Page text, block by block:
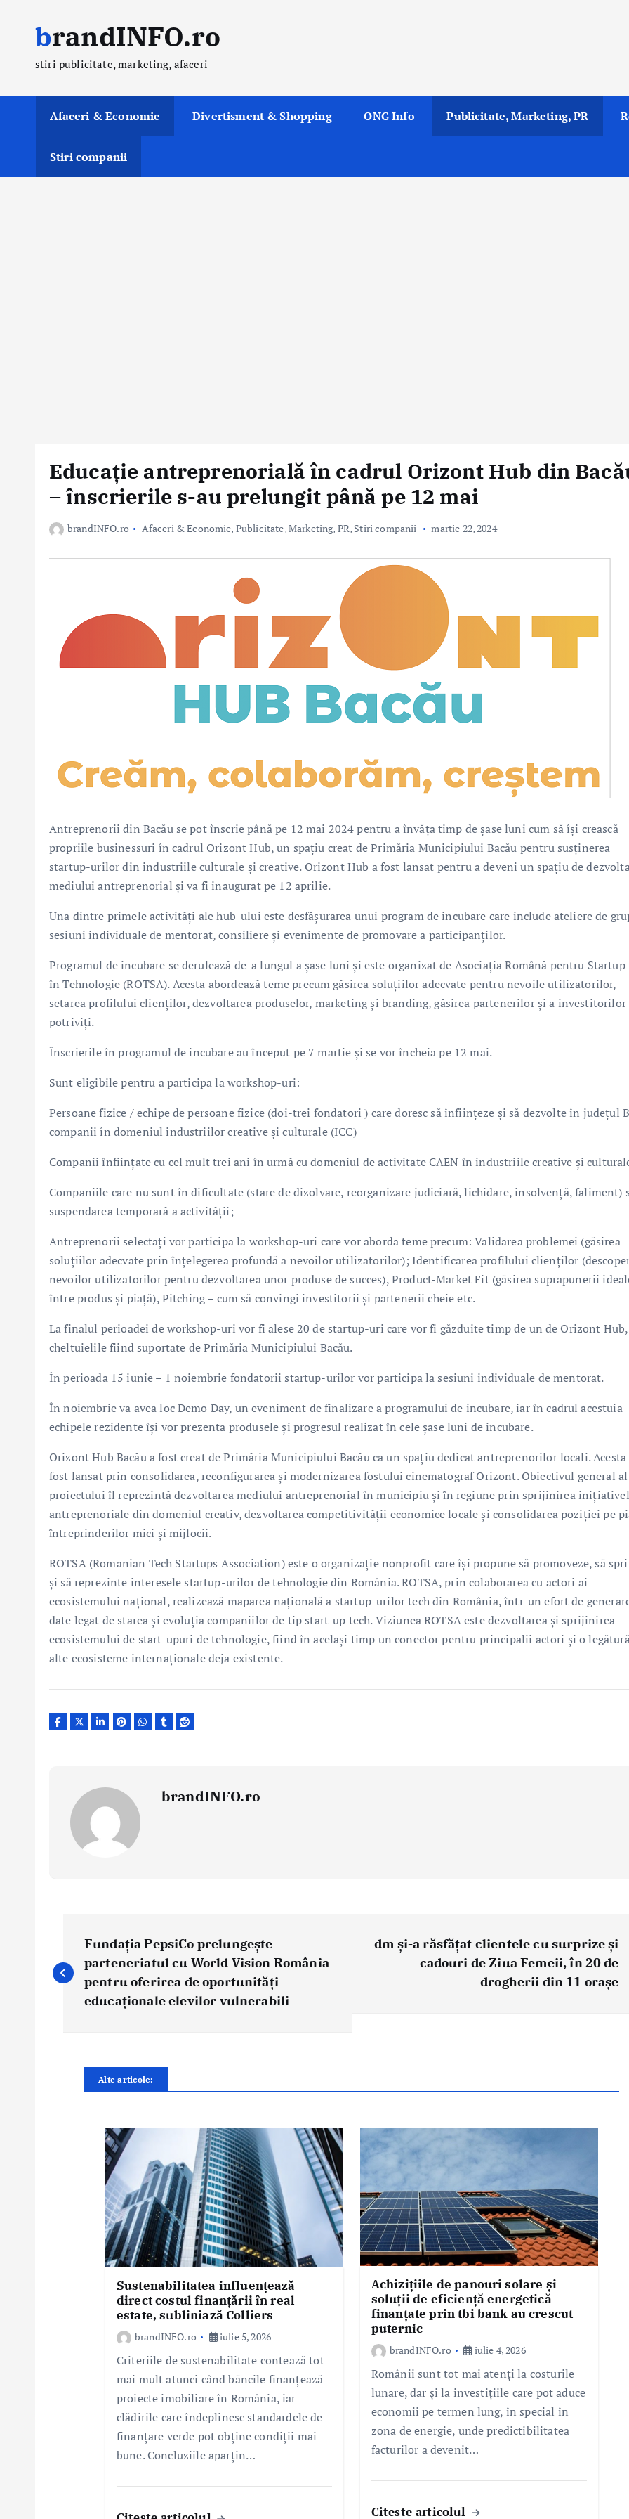
t
brandINFO.ro
stiri publicitate, marketing, afaceri
Afaceri & Economie Divertisment & Shopping ONG Info Publicitate, Marketing, PR
Stiri companii
Educație antreprenorială în cadrul Orizont Hub din
– înscrierile s-au prelungit până pe 12 mai
brandINFO.ro Afaceri & Economie, Publicitate, Marketing, PR, Stiri companii martie 22, 2024
Antreprenorii din Bacău se pot înscrie până pe 12 mai 2024 pentru a învăța timp de șase luni cum să își crească
propriile businessuri în cadrul Orizont Hub, un spațiu creat de Primăria Municipiului Bacău pentru susținerea
startup-urilor din industriile culturale și creative. Orizont Hub a fost lansat pentru a deveni un spațiu de
mediului antreprenorial și va fi inaugurat pe 12 aprilie.
Una dintre primele activități ale hub-ului este desfășurarea unui program de incubare care include ateliere de
sesiuni individuale de mentorat, consiliere și evenimente de promovare a participanților.
Programul de incubare se derulează de-a lungul a șase luni și este organizat de Asociația Română pentru
în Tehnologie (ROTSA). Acesta abordează teme precum găsirea soluțiilor adecvate pentru nevoile utilizatorilor,
setarea profilului clienților, dezvoltarea produselor, marketing și branding, găsirea partenerilor și a investitorilor
potriviți.
Înscrierile în programul de incubare au început pe 7 martie și se vor încheia pe 12 mai.
Sunt eligibile pentru a participa la workshop-uri:
Persoane fizice / echipe de persoane fizice (doi-trei fondatori ) care doresc să înființeze și să dezvolte în județul
companii în domeniul industriilor creative și culturale (ICC)
Companii înființate cu cel mult trei ani în urmă cu domeniul de activitate CAEN în industriile creative și
Companiile care nu sunt în dificultate (stare de dizolvare, reorganizare judiciară, lichidare, insolvență, faliment)
suspendarea temporară a activității;
Antreprenorii selectați vor participa la workshop-uri care vor aborda teme precum: Validarea problemei (găsirea
soluțiilor adecvate prin înțelegerea profundă a nevoilor utilizatorilor); Identificarea profilului clienților
nevoilor utilizatorilor pentru dezvoltarea unor produse de succes), Product-Market Fit (găsirea suprapunerii
între produs și piață), Pitching – cum să convingi investitorii și partenerii cheie etc.
La finalul perioadei de workshop-uri vor fi alese 20 de startup-uri care vor fi găzduite timp de un de Orizont Hub,
cheltuielile fiind suportate de Primăria Municipiului Bacău.
În perioada 15 iunie – 1 noiembrie fondatorii startup-urilor vor participa la sesiuni individuale de mentorat.
În noiembrie va avea loc Demo Day, un eveniment de finalizare a programului de incubare, iar în cadrul acestuia
echipele rezidente își vor prezenta produsele și progresul realizat în cele șase luni de incubare.
Orizont Hub Bacău a fost creat de Primăria Municipiului Bacău ca un spațiu dedicat antreprenorilor locali. Acesta
fost lansat prin consolidarea, reconfigurarea şi modernizarea fostului cinematograf Orizont. Obiectivul general al
proiectului îl reprezintă dezvoltarea mediului antreprenorial în municipiu şi ȋn regiune prin sprijinirea
antreprenoriale din domeniul creativ, dezvoltarea competitivităţii economice locale şi consolidarea poziţiei pe
ȋntreprinderilor mici şi mijlocii.
ROTSA (Romanian Tech Startups Association) este o organizație nonprofit care își propune să promoveze, să
și să reprezinte interesele startup-urilor de tehnologie din România. ROTSA, prin colaborarea cu actori ai
ecosistemului național, realizează maparea națională a startup-urilor tech din România, într-un efort de
date legat de starea și evoluția companiilor de tip start-up tech. Viziunea ROTSA este dezvoltarea și sprijinirea
ecosistemului de start-upuri de tehnologie, fiind în același timp un conector pentru principalii actori și o
alte ecosisteme internaționale deja existente.
brandINFO.ro
i
Fundația PepsiCo prelungește
parteneriatul cu World Vision România
pentru oferirea de oportunități
educaționale elevilor vulnerabili
dm și-a răsfățat clientele cu surprize și
cadouri de Ziua Femeii, în 20 de
drogherii din 11 orașe
Alte articole:
Sustenabilitatea influențează
direct costul finanțării în real
estate, subliniază Colliers
brandINFO.ro iulie 5, 2026
Criteriile de sustenabilitate contează tot
mai mult atunci când băncile finanțează
proiecte imobiliare în România, iar
clădirile care îndeplinesc standardele de
finanțare verde pot obține condiții mai
bune. Concluziile aparțin…
Achizițiile de panouri solare și
soluții de eficiență energetică
finanțate prin tbi bank au crescut
puternic
brandINFO.ro iulie 4, 2026
Românii sunt tot mai atenți la costurile
lunare, dar și la investițiile care pot aduce
economii pe termen lung, în special în
zona de energie, unde predictibilitatea
facturilor a devenit…
Citeste articolul